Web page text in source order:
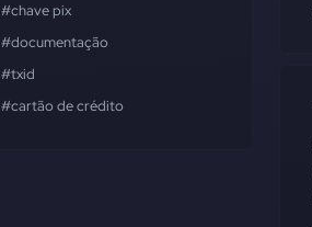
#chave pix
#documentação
#txid
#cartão de crédito